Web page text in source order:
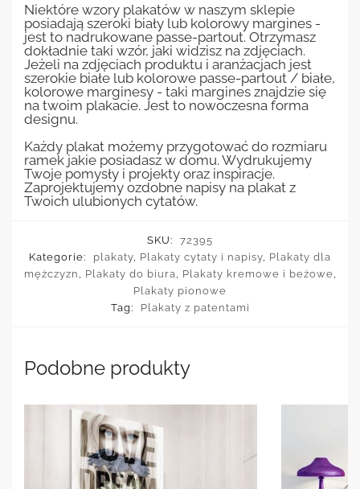
Niektóre wzory plakatów w naszym sklepie
posiadają szeroki biały lub kolorowy margines -
jest to nadrukowane passe-partout. Otrzymasz
dokładnie taki wzór, jaki widzisz na zdjęciach.
Jeżeli na zdjęciach produktu i aranżacjach jest
szerokie białe lub kolorowe passe-partout / białe,
kolorowe marginesy - taki margines znajdzie się
na twoim plakacie. Jest to nowoczesna forma
designu.
Każdy plakat możemy przygotować do rozmiaru
ramek jakie posiadasz w domu. Wydrukujemy
Twoje pomysły i projekty oraz inspiracje.
Zaprojektujemy ozdobne napisy na plakat z
Twoich ulubionych cytatów.
SKU:
72395
Kategorie:
plakaty Plakaty cytaty i napisy Plakaty dla
mężczyzn
Plakaty do biura Plakaty kremowe i beżowe
Plakaty pionowe
Tag:
Plakaty z patentami
Podobne produkty